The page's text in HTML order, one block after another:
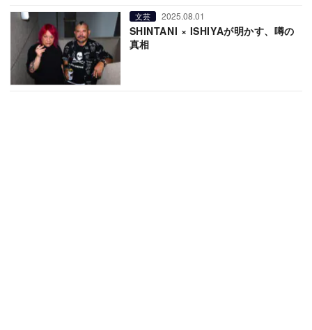
文芸 2025.08.01
SHINTANI × ISHIYAが明かす、噂の
真相